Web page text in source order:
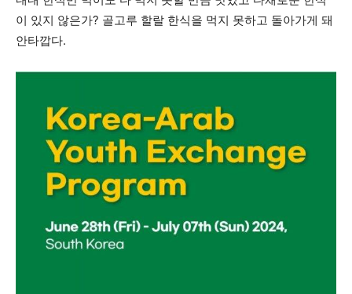
이 있지 않은가? 골고루 할랄 한식을 먹지 못하고 돌아가게 돼
안타깝다.